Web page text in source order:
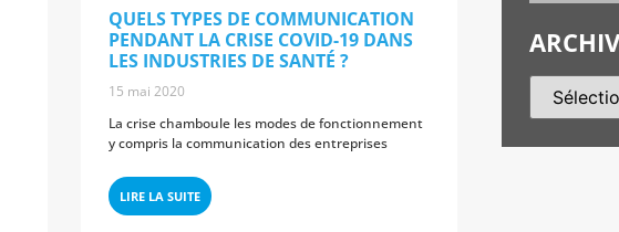
QUELS TYPES DE COMMUNICATION
PENDANT LA CRISE COVID-19 DANS
LES INDUSTRIES DE SANTÉ ?
15 mai 2020
La crise chamboule les modes de fonctionnement
y compris la communication des entreprises
LIRE LA SUITE